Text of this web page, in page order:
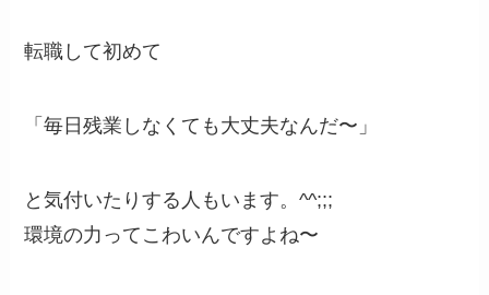
転職して初めて
「毎日残業しなくても大丈夫なんだ〜」
と気付いたりする人もいます。^^;;;
環境の力ってこわいんですよね〜